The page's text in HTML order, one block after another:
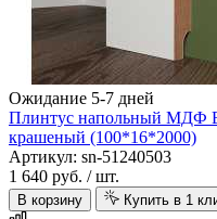
Ожидание 5-7 дней
Плинтус напольный МДФ
крашеный (100*16*2000)
Артикул: sn-51240503
1 640 руб. / шт.
В корзину Купить в 1